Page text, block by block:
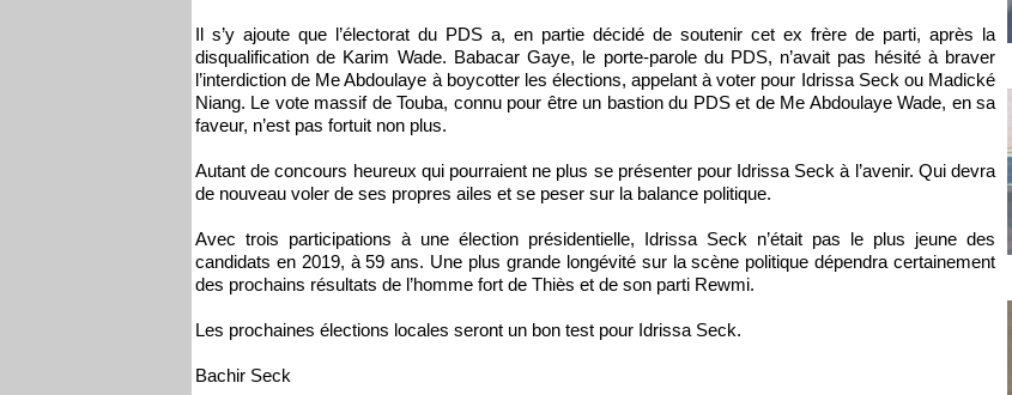
Il s’y ajoute que l’électorat du PDS a, en partie décidé de soutenir cet ex frère de parti, après la
disqualification de Karim Wade. Babacar Gaye, le porte-parole du PDS, n’avait pas hésité à braver
l’interdiction de Me Abdoulaye à boycotter les élections, appelant à voter pour Idrissa Seck ou Madické
Niang. Le vote massif de Touba, connu pour être un bastion du PDS et de Me Abdoulaye Wade, en sa
faveur, n’est pas fortuit non plus.
Autant de concours heureux qui pourraient ne plus se présenter pour Idrissa Seck à l’avenir. Qui devra
de nouveau voler de ses propres ailes et se peser sur la balance politique.
Avec trois participations à une élection présidentielle, Idrissa Seck n’était pas le plus jeune des
candidats en 2019, à 59 ans. Une plus grande longévité sur la scène politique dépendra certainement
des prochains résultats de l’homme fort de Thiès et de son parti Rewmi.
Les prochaines élections locales seront un bon test pour Idrissa Seck.
Bachir Seck